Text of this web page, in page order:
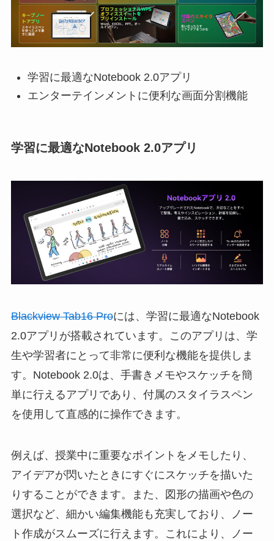
学習に最適なNotebook 2.0アプリ
エンターテインメントに便利な画面分割機能
学習に最適なNotebook 2.0アプリ
Blackview Tab16 Proには、学習に最適なNotebook
2.0アプリが搭載されています。このアプリは、学
生や学習者にとって非常に便利な機能を提供しま
す。Notebook 2.0は、手書きメモやスケッチを簡
単に行えるアプリであり、付属のスタイラスペン
を使用して直感的に操作できます。
例えば、授業中に重要なポイントをメモしたり、
アイデアが閃いたときにすぐにスケッチを描いた
りすることができます。また、図形の描画や色の
選択など、細かい編集機能も充実しており、ノー
ト作成がスムーズに行えます。これにより、ノー